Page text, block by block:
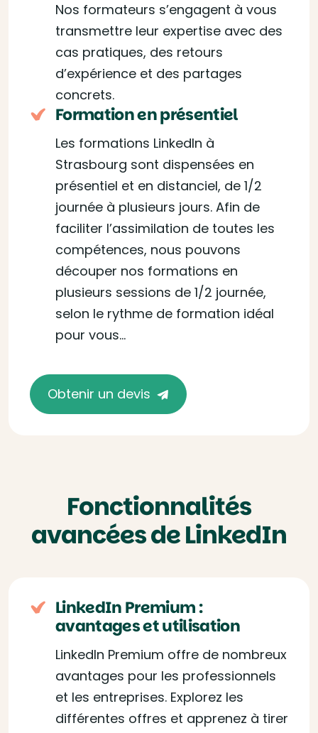
Nos formateurs s’engagent à vous
transmettre leur expertise avec des
cas pratiques, des retours
d’expérience et des partages
concrets.
Formation en présentiel
Les formations LinkedIn à
Strasbourg sont dispensées en
présentiel et en distanciel, de 1/2
journée à plusieurs jours. Afin de
faciliter l’assimilation de toutes les
compétences, nous pouvons
découper nos formations en
plusieurs sessions de 1/2 journée,
selon le rythme de formation idéal
pour vous…
Obtenir un devis
Fonctionnalités
avancées de LinkedIn
LinkedIn Premium :
avantages et utilisation
LinkedIn Premium offre de nombreux
avantages pour les professionnels
et les entreprises. Explorez les
différentes offres et apprenez à tirer